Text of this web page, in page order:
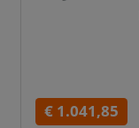
€ 1.041,85